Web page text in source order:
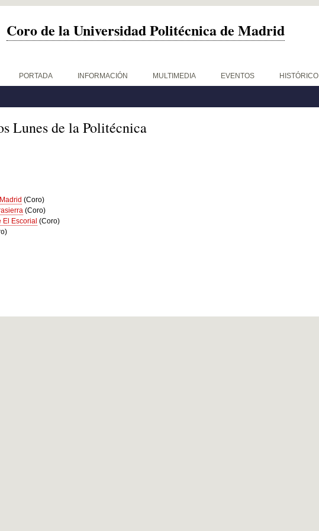
Coro de la Universidad Politécnica de Madrid
PORTADA INFORMACIÓN MULTIMEDIA EVENTOS HISTÓRICO
Lunes de la Politécnica
(Coro)
(Coro)
Escorial (Coro)